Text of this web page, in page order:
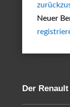
Neuer
Der Renault